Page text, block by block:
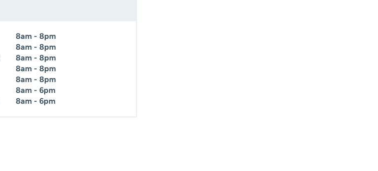
8am - 8pm
8am - 8pm
8am - 8pm
8am - 8pm
8am - 8pm
8am - 6pm
8am - 6pm